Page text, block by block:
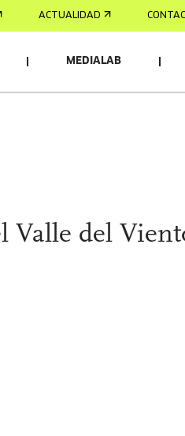
ACTUALIDAD
MEDIALAB
Valle del